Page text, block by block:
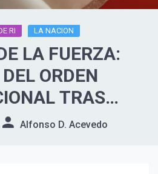
RI LA NACION
LA FUERZA:
ORDEN
TRAS
Alfonso D. Acevedo